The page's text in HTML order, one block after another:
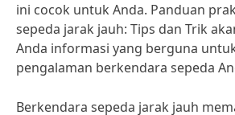
ini cocok untuk Anda. Panduan
sepeda jarak jauh: Tips dan Trik
Anda informasi yang berguna
pengalaman berkendara sepeda
Berkendara sepeda jarak jauh